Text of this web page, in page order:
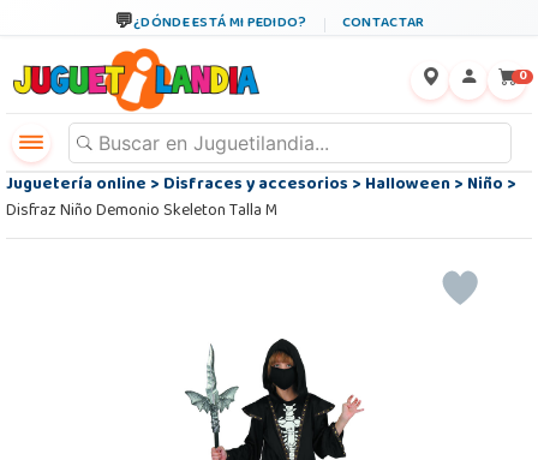
¿DÓNDE ESTÁ MI PEDIDO? CONTACTAR
0
Juguetería online>Disfraces y accesorios>Halloween>Niño>
Disfraz Niño Demonio Skeleton Talla M